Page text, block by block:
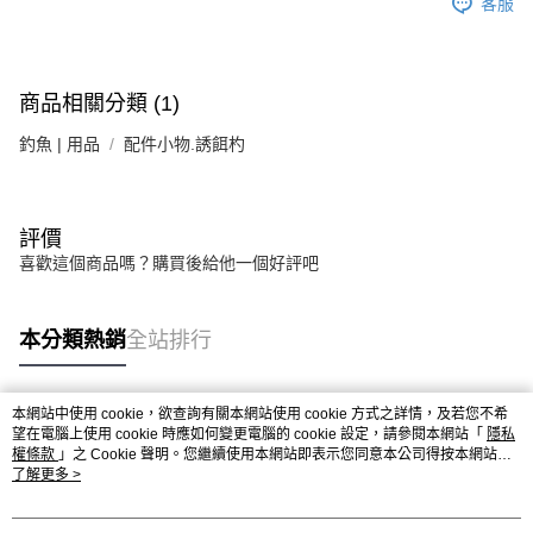
商品相關分類 (1)
釣魚 | 用品 配件小物.誘餌杓
評價
喜歡這個商品嗎？購買後給他一個好評吧
本分類熱銷全站排行
熱門標籤
本網站中使用 cookie，欲查詢有關本網站使用 cookie 方式之詳情，及若您不希
望在電腦上使用 cookie 時應如何變更電腦的 cookie 設定，請參閱本網站「 隱私
權條款 」之 Cookie 聲明。您繼續使用本網站即表示您同意本公司得按本網站使
用條款之 Cookie 聲明使用 cookie。
了解更多 >